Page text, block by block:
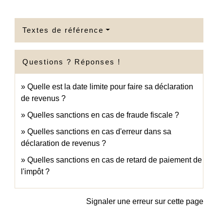
Textes de référence
Questions ? Réponses !
Quelle est la date limite pour faire sa déclaration
de revenus ?
Quelles sanctions en cas de fraude fiscale ?
Quelles sanctions en cas d'erreur dans sa
déclaration de revenus ?
Quelles sanctions en cas de retard de paiement de
l'impôt ?
Signaler une erreur sur cette page